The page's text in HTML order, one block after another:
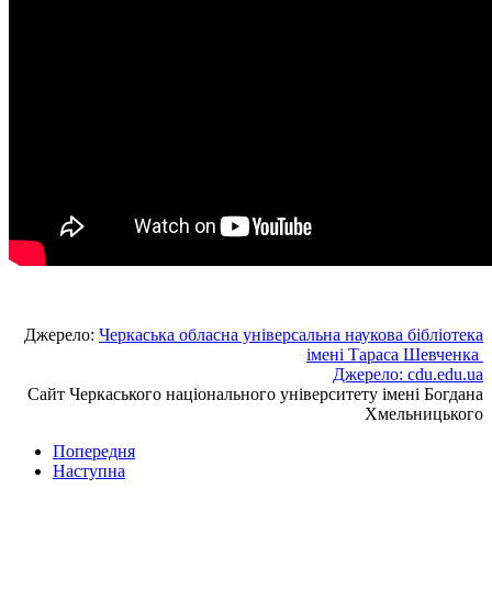
Джерело: Черкаська обласна універсальна наукова бібліотека
імені Тараса Шевченка
Джерело: cdu.edu.ua
Сайт Черкаського національного університету імені Богдана
Хмельницького
Попередня
Наступна